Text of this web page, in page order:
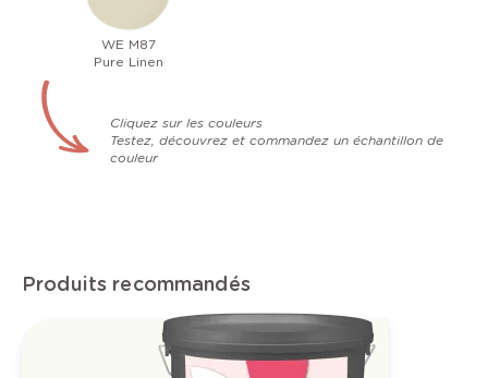
WE M87
Pure Linen
Cliquez sur les couleurs
Testez, découvrez et commandez un échantillon de
couleur
Produits recommandés